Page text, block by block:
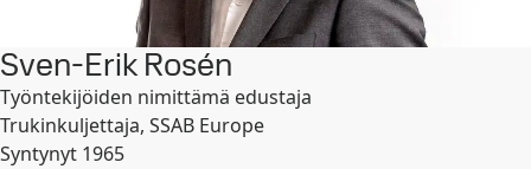
Sven-Erik Rosén
Työntekijöiden nimittämä edustaja
Trukinkuljettaja, SSAB Europe
Syntynyt 1965